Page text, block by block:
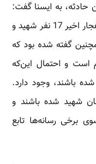
حادثه، به ایسنا گفت:
“پیشتر اعلام شد که در حادثه انفجار اخیر 17 نفر شهید و
گفته شده بود که
است و احتمال این‌که
باشند، وجود دارد.
شهید شده باشند و
برخی رسانه‌ها تابع